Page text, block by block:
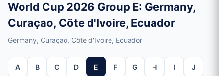
World Cup 2026 Group E: Germany,
Curaçao, Côte d'Ivoire, Ecuador
Germany, Curaçao, Côte d'Ivoire, Ecuador
A B C D E F G H I J